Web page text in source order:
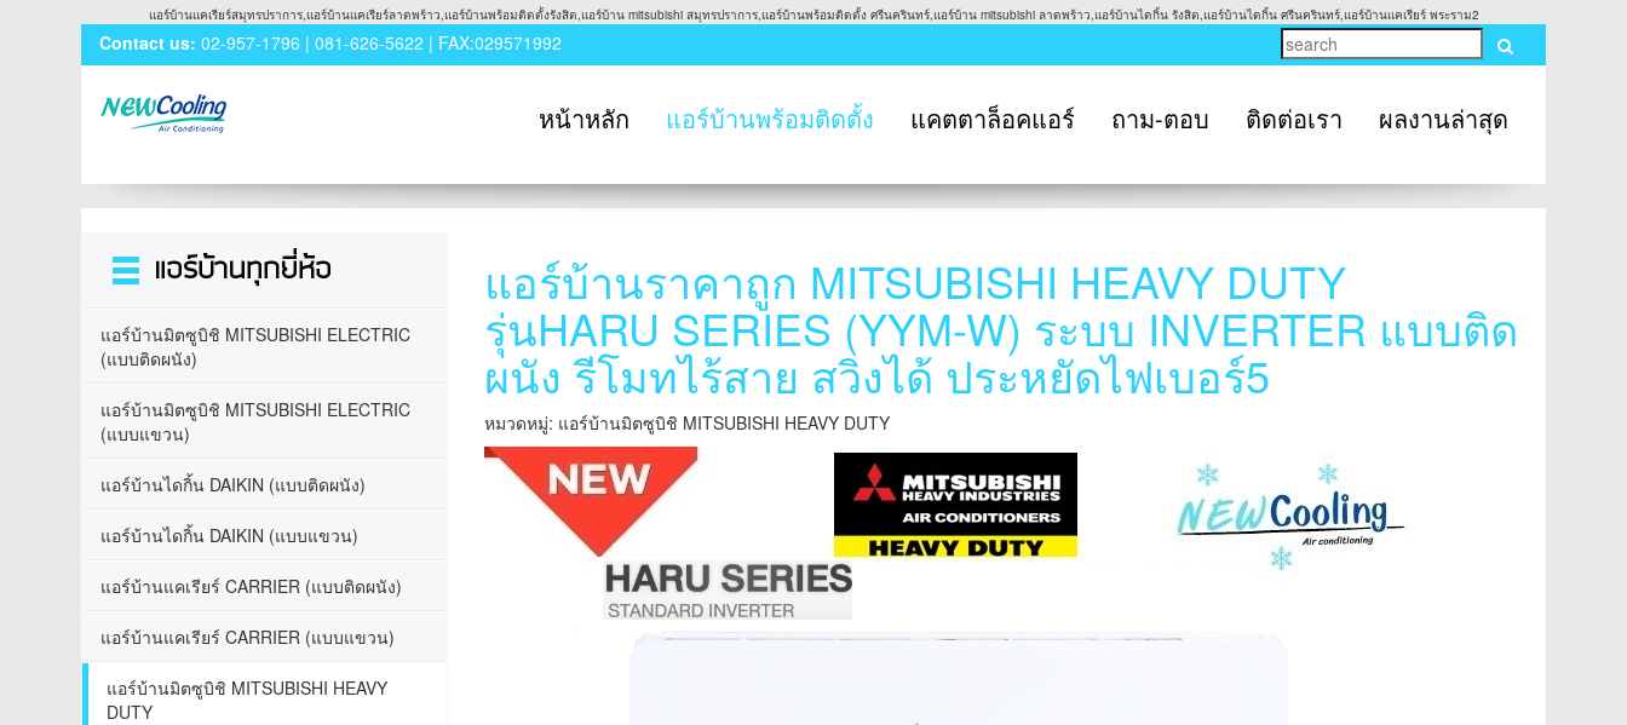
แอร์บ้านแคเรียร์สมุทรปราการ,แอร์บ้านแคเรียร์ลาดพร้าว,แอร์บ้านพร้อมติดตั้งรังสิต,แอร์บ้าน mitsubishi สมุทรปราการ,แอร์บ้านพร้อมติดตั้ง ศรีนครินทร์,แอร์บ้าน mitsubishi ลาดพร้าว,แอร์บ้านไดกิ้น รังสิต,แอร์บ้านไดกิ้น ศรีนครินทร์,แอร์บ้านแคเรียร์ พระราม2
Contact us: 02-957-1796 | 081-626-5622 | FAX:029571992
หน้าหลัก แอร์บ้านพร้อมติดตั้ง แคตตาล็อคแอร์ ถาม-ตอบ ติดต่อเรา ผลงานล่าสุด
Toggle
navigation
แอร์บ้านมิตซูบิชิ MITSUBISHI ELECTRIC
(แบบติดผนัง)
แอร์บ้านมิตซูบิชิ MITSUBISHI ELECTRIC
(แบบแขวน)
แอร์บ้านไดกิ้น DAIKIN (แบบติดผนัง)
แอร์บ้านไดกิ้น DAIKIN (แบบแขวน)
แอร์บ้านแคเรียร์ CARRIER (แบบติดผนัง)
แอร์บ้านแคเรียร์ CARRIER (แบบแขวน)
แอร์บ้านมิตซูบิชิ MITSUBISHI HEAVY
DUTY
แอร์บ้านราคาถูก MITSUBISHI HEAVY DUTY
รุ่นHARU SERIES (YYM-W) ระบบ INVERTER แบบติด
ผนัง รีโมทไร้สาย สวิงได้ ประหยัดไฟเบอร์5
หมวดหมู่: แอร์บ้านมิตซูบิชิ MITSUBISHI HEAVY DUTY